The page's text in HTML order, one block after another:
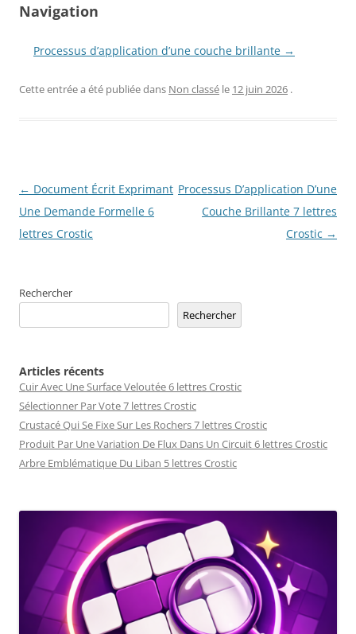
Navigation
Processus d’application d’une couche brillante →
Cette entrée a été publiée dans Non classé le 12 juin 2026 .
Navigation
des
articles
← Document Écrit Exprimant
Une Demande Formelle 6
lettres Crostic
Processus D’application D’une
Couche Brillante 7 lettres
Crostic →
Rechercher
Rechercher
Articles récents
Cuir Avec Une Surface Veloutée 6 lettres Crostic
Sélectionner Par Vote 7 lettres Crostic
Crustacé Qui Se Fixe Sur Les Rochers 7 lettres Crostic
Produit Par Une Variation De Flux Dans Un Circuit 6 lettres Crostic
Arbre Emblématique Du Liban 5 lettres Crostic